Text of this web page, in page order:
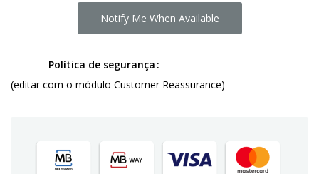
Notify Me When Available
Política de segurança
(editar com o módulo Customer Reassurance)